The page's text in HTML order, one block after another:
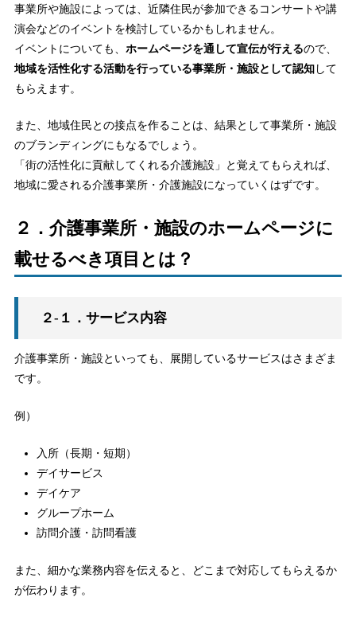
事業所や施設によっては、近隣住民が参加できるコンサートや講
演会などのイベントを検討しているかもしれません。
イベントについても、 ホームページを通して宣伝が行えるので、
地域を活性化する活動を行っている事業所・施設として認知して
もらえます。
また、地域住民との接点を作ることは、結果として事業所・施設
のブランディングにもなるでしょう。
「街の活性化に貢献してくれる介護施設」と覚えてもらえれば、
地域に愛される介護事業所・介護施設になっていくはずです。
２．介護事業所・施設のホームページに
載せるべき項目とは？
２-１．サービス内容
介護事業所・施設といっても、展開しているサービスはさまざま
です。
例）
入所（長期・短期）
デイサービス
デイケア
グループホーム
訪問介護・訪問看護
また、細かな業務内容を伝えると、どこまで対応してもらえるか
が伝わります。